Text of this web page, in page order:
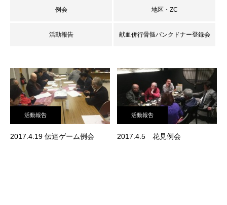
例会 地区・ZC
活動報告 献血併行骨髄バンクドナー登録会
活動報告
2017.4.19 伝達ゲーム例会
活動報告
2017.4.5 花見例会